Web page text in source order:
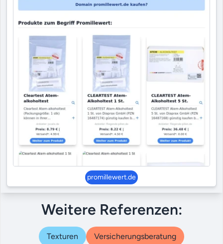
promillewert.de
Weitere Referenzen:
Texturen Versicherungsberatung